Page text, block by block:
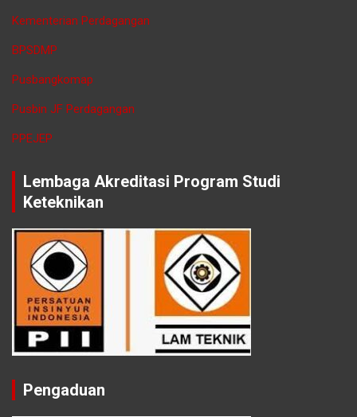
Kementerian Perdagangan
BPSDMP
Pusbangkomap
Pusbin JF Perdagangan
PPEJEP
Lembaga Akreditasi Program Studi
Keteknikan
Pengaduan